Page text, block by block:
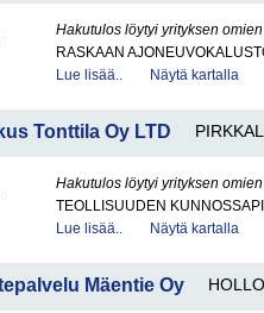
Hakutulos löytyi yrityksen
RASKAAN
Lue lisää..
Näytä kartalla
Tonttila Oy LTD
Hakutulos löytyi yrityksen
TEOLLISUUDEN
Lue lisää..
Näytä kartalla
Mäentie Oy